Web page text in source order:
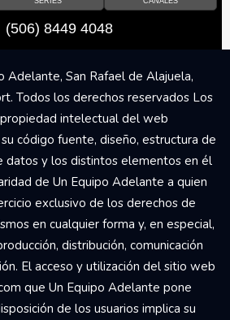
(506) 8449 4048
Adelante, San Rafael de Alajuela,
Todos los derechos reservados Los
intelectual del web
código fuente, diseño, estructura de
datos y los distintos elementos en él
de Un Equipo Adelante a quien
exclusivo de los derechos de
en cualquier forma y, en especial,
distribución, comunicación
El acceso y utilización del sitio web
que Un Equipo Adelante pone
de los usuarios implica su